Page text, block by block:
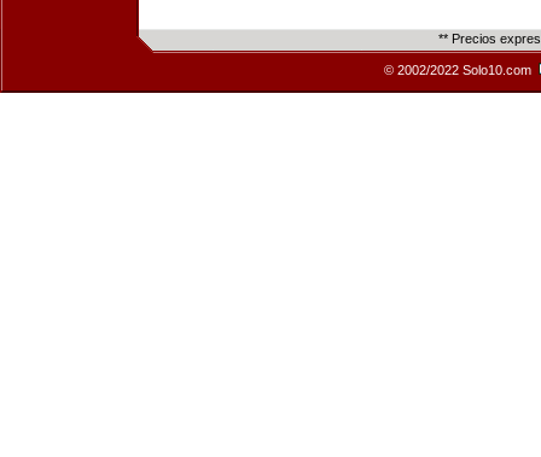
** Precios
© 2002/2022 Solo10.com